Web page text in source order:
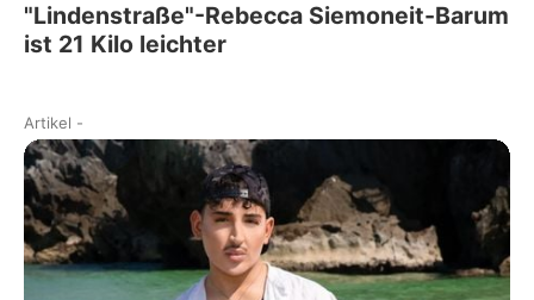
"Lindenstraße"-Rebecca Siemoneit-Barum
ist 21 Kilo leichter
Artikel -